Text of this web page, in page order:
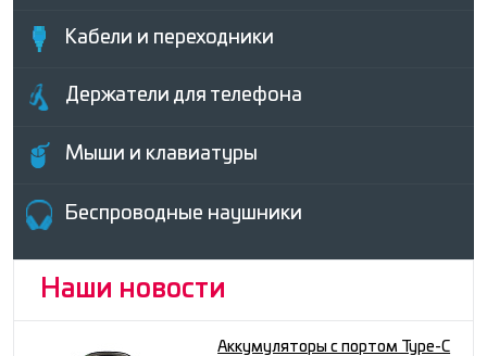
Кабели и переходники
Держатели для телефона
Мыши и клавиатуры
Беcпроводные наушники
Наши новости
Аккумуляторы с портом Type-C